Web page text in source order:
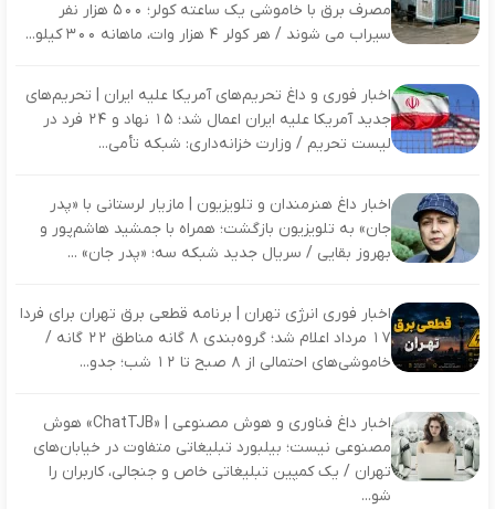
مصرف برق با خاموشی یک‌ ساعته کولر؛ ۵۰۰ هزار نفر
سیراب می‌ شوند / هر کولر ۴ هزار وات، ماهانه ۳۰۰ کیلو...
اخبار فوری و داغ تحریم‌های آمریکا علیه ایران | تحریم‌های
جدید آمریکا علیه ایران اعمال شد؛ ۱۵ نهاد و ۲۴ فرد در
لیست تحریم / وزارت خزانه‌داری: شبکه تأمی...
اخبار داغ هنرمندان و تلویزیون | مازیار لرستانی با «پدر
جان» به تلویزیون بازگشت؛ همراه با جمشید هاشم‌پور و
بهروز بقایی / سریال جدید شبکه سه؛ «پدر جان» ...
اخبار فوری انرژی تهران | برنامه قطعی برق تهران برای فردا
۱۷ مرداد اعلام شد؛ گروه‌بندی ۸ گانه مناطق ۲۲ گانه /
خاموشی‌های احتمالی از ۸ صبح تا ۱۲ شب؛ جدو...
اخبار داغ فناوری و هوش مصنوعی | «ChatTJB» هوش
مصنوعی نیست؛ بیلبورد تبلیغاتی متفاوت در خیابان‌های
تهران / یک کمپین تبلیغاتی خاص و جنجالی، کاربران را
شو...